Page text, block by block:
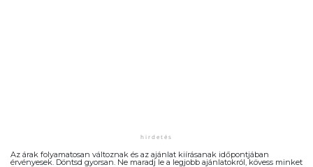
Az árak folyamatosan változnak és az ajánlat kiírásanak időpontjában
érvényesek. Döntsd gyorsan. Ne maradj le a legjobb ajánlatokról, kövess minket